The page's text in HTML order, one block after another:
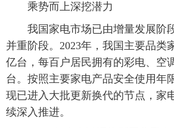
乘势而上深挖潜力
我国家电市场已由增量发展阶
并重阶段。2023年，我国主要品类
亿台，每百户居民拥有的彩电、空
台。按照主要家电产品安全使用年
现已进入大批更新换代的节点，家
续深入推进。